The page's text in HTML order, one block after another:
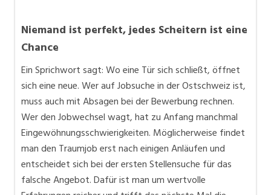
Niemand ist perfekt, jedes Scheitern ist eine
Chance
Ein Sprichwort sagt: Wo eine Tür sich schließt, öffnet
sich eine neue. Wer auf Jobsuche in der Ostschweiz ist,
muss auch mit Absagen bei der Bewerbung rechnen.
Wer den Jobwechsel wagt, hat zu Anfang manchmal
Eingewöhnungsschwierigkeiten. Möglicherweise findet
man den Traumjob erst nach einigen Anläufen und
entscheidet sich bei der ersten Stellensuche für das
falsche Angebot. Dafür ist man um wertvolle